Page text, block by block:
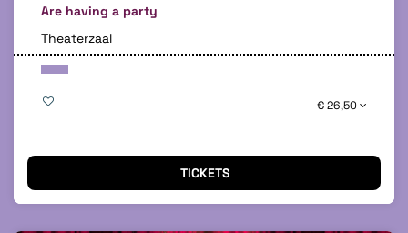
Are having a party
Theaterzaal
€ 26,50
TICKETS